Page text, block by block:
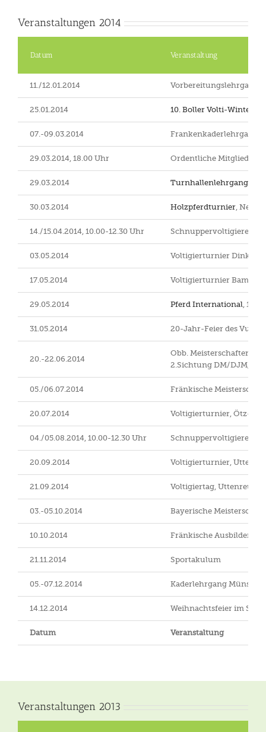
Veranstaltungen 2014
Datum Veranstaltung
11./12.01.2014 Vorbereitungslehrgang
25.01.2014 10. Boller Volti-Winter-
07.-09.03.2014 Frankenkaderlehrgang,
29.03.2014, 18.00 Uhr Ordentliche
29.03.2014 Turnhallenlehrgang
30.03.2014 Holzpferdturnier,
14./15.04.2014, 10.00-12.30 Uhr Schnuppervoltigieren in
03.05.2014 Voltigierturnier
17.05.2014 Voltigierturnier
29.05.2014 Pferd International, 1.
31.05.2014 20-Jahr-Feier des
20.-22.06.2014
Obb. Meisterschaften,
2.Sichtung DM/DJM,
05./06.07.2014 Fränkische
20.07.2014 Voltigierturnier, Ötz-
04./05.08.2014, 10.00-12.30 Uhr Schnuppervoltigieren in
20.09.2014 Voltigierturnier,
21.09.2014 Voltigiertag, Uttenreuth,
03.-05.10.2014 Bayerische
10.10.2014 Fränkische
21.11.2014 Sportakulum
05.-07.12.2014 Kaderlehrgang
14.12.2014 Weihnachtsfeier im Stall
Datum Veranstaltung
Veranstaltungen 2013